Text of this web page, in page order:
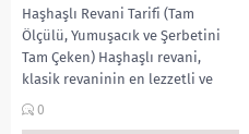
Haşhaşlı Revani Tarifi (Tam
Ölçülü, Yumuşacık ve Şerbetini
Tam Çeken) Haşhaşlı revani,
klasik revaninin en lezzetli ve
aromatik halidir. İrmik,...
0